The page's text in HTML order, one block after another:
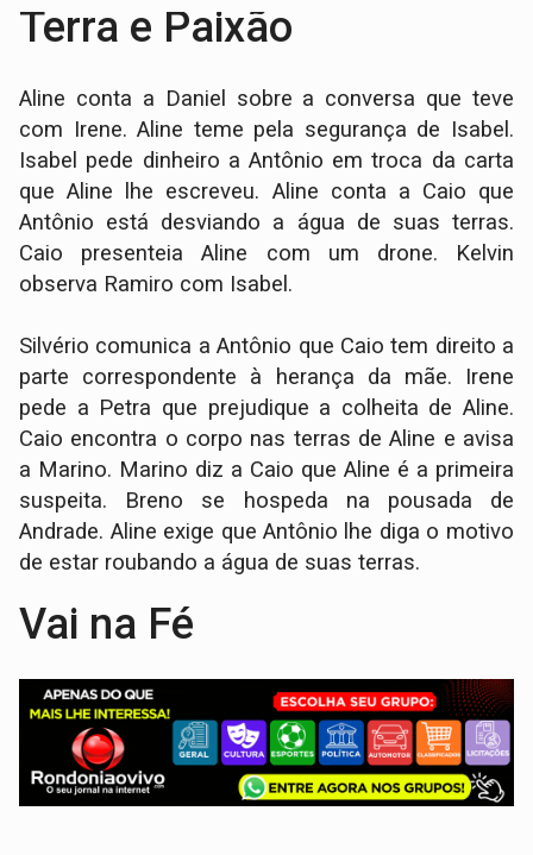
Terra e Paixão
Aline conta a Daniel sobre a conversa que teve
com Irene. Aline teme pela segurança de Isabel.
Isabel pede dinheiro a Antônio em troca da carta
que Aline lhe escreveu. Aline conta a Caio que
Antônio está desviando a água de suas terras.
Caio presenteia Aline com um drone. Kelvin
observa Ramiro com Isabel.
Silvério comunica a Antônio que Caio tem direito a
parte correspondente à herança da mãe. Irene
pede a Petra que prejudique a colheita de Aline.
Caio encontra o corpo nas terras de Aline e avisa
a Marino. Marino diz a Caio que Aline é a primeira
suspeita. Breno se hospeda na pousada de
Andrade. Aline exige que Antônio lhe diga o motivo
de estar roubando a água de suas terras.
Vai na Fé